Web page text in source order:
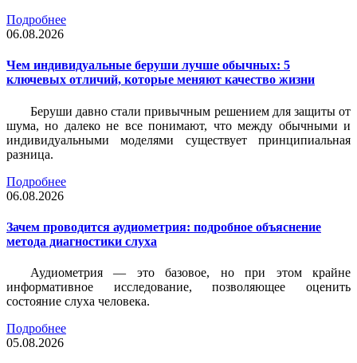
Подробнее
06.08.2026
Чем индивидуальные беруши лучше обычных: 5
ключевых отличий, которые меняют качество жизни
Беруши давно стали привычным решением для защиты от
шума, но далеко не все понимают, что между обычными и
индивидуальными моделями существует принципиальная
разница.
Подробнее
06.08.2026
Зачем проводится аудиометрия: подробное объяснение
метода диагностики слуха
Аудиометрия — это базовое, но при этом крайне
информативное исследование, позволяющее оценить
состояние слуха человека.
Подробнее
05.08.2026